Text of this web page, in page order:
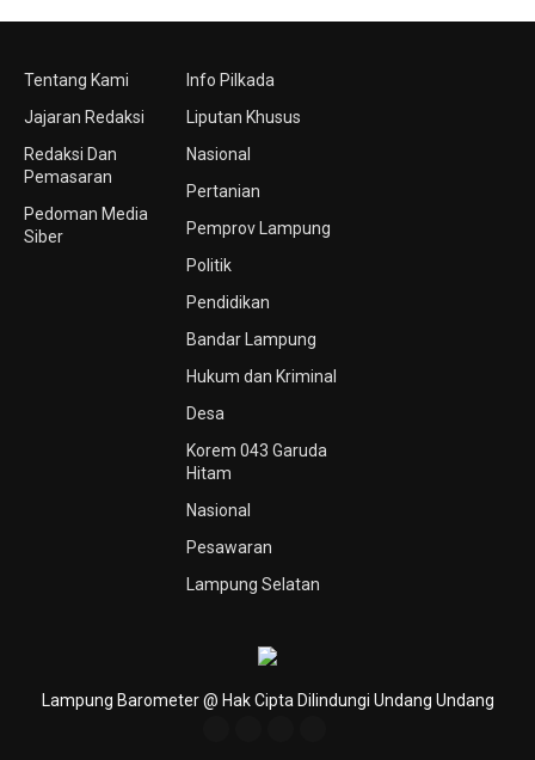
Tentang Kami
Jajaran Redaksi
Redaksi Dan
Pemasaran
Pedoman Media
Siber
Info Pilkada
Liputan Khusus
Nasional
Pertanian
Pemprov Lampung
Politik
Pendidikan
Bandar Lampung
Hukum dan Kriminal
Desa
Korem 043 Garuda
Hitam
Nasional
Pesawaran
Lampung Selatan
Lampung Barometer @ Hak Cipta Dilindungi Undang Undang